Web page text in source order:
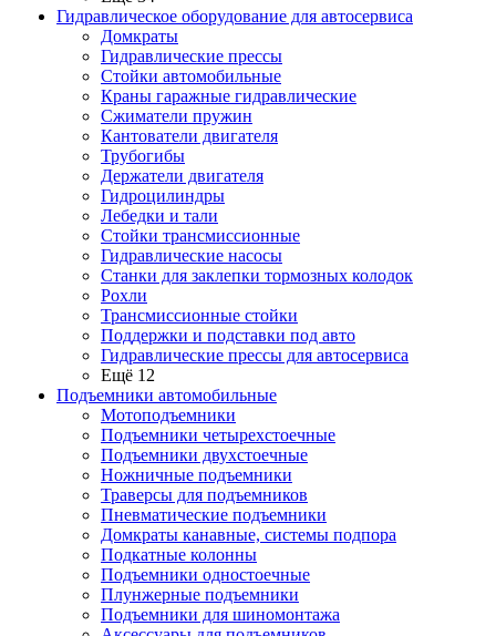
Гидравлическое оборудование для автосервиса
Домкраты
Гидравлические прессы
Стойки автомобильные
Краны гаражные гидравлические
Сжиматели пружин
Кантователи двигателя
Трубогибы
Держатели двигателя
Гидроцилиндры
Лебедки и тали
Стойки трансмиссионные
Гидравлические насосы
Cтанки для заклепки тормозных колодок
Рохли
Трансмиссионные стойки
Поддержки и подставки под авто
Гидравлические прессы для автосервиса
Ещё 12
Подъемники автомобильные
Мотоподъемники
Подъемники четырехстоечные
Подъемники двухстоечные
Ножничные подъемники
Траверсы для подъемников
Пневматические подъемники
Домкраты канавные, системы подпора
Подкатные колонны
Подъемники одностоечные
Плунжерные подъемники
Подъемники для шиномонтажа